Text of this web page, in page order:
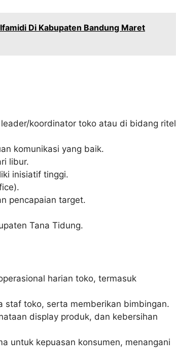
Di Kabupaten Bandung Maret
koordinator toko atau di bidang ritel
komunikasi yang baik.
libur.
inisiatif tinggi.
pencapaian target.
Tana Tidung.
harian toko, termasuk
staf toko, serta memberikan bimbingan.
display produk, dan kebersihan
untuk kepuasan konsumen, menangani